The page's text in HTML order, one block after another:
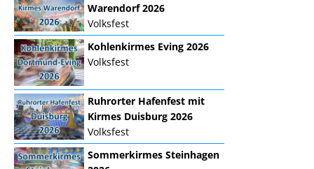
Warendorf 2026
Volksfest
Kohlenkirmes Eving 2026
Volksfest
Ruhrorter Hafenfest mit
Kirmes Duisburg 2026
Volksfest
Sommerkirmes Steinhagen